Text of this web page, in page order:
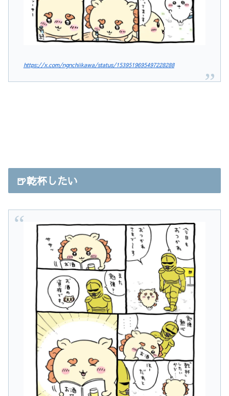
https://x.com/ngnchiikawa/status/1539519695497228288
🍺乾杯したい